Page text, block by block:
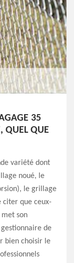
35
QUEL QUE
variété dont
noué, le
le grillage
citer que ceux-
met son
de
bien choisir le